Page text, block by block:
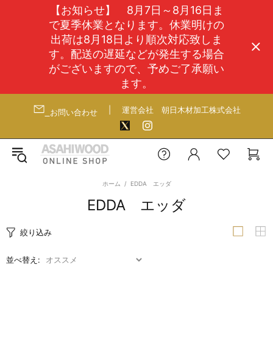
【お知らせ】 8月7日～8月16日ま
で夏季休業となります。休業明けの
出荷は8月18日より順次対応致しま
す。配送の遅延などが発生する場合
がございますので、予めご了承願い
ます。
お問い合わせ 運営会社 朝日木材加工株式会社
ホーム EDDA エッダ
EDDA エッダ
絞り込み
並べ替え: